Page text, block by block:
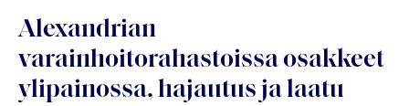
Alexandrian
varainhoitorahastoissa osakkeet
ylipainossa, hajautus ja laatu